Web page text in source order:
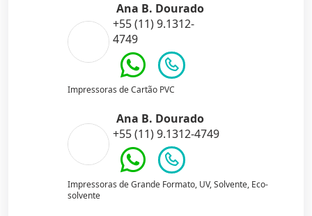
Ana B. Dourado
+55 (11) 9.1312-
4749
Impressoras de Cartão PVC
Ana B. Dourado
+55 (11) 9.1312-4749
Impressoras de Grande Formato, UV, Solvente, Eco-
solvente